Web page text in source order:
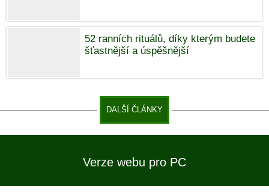
52 ranních rituálů, díky kterým budete
šťastnější a úspěšnější
DALŠÍ ČLÁNKY
Verze webu pro PC